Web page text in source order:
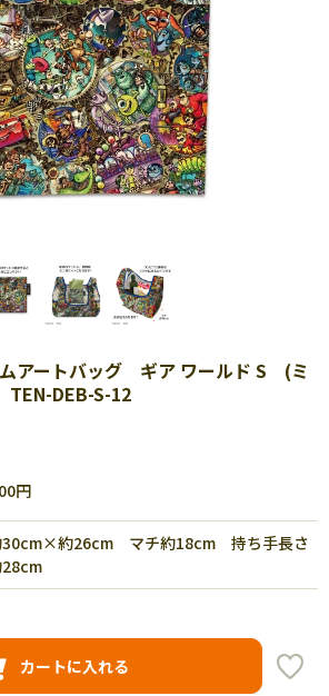
ムアートバッグ ギア ワールド S (ミ
DEB-S-12
円
30cm×約26cm マチ約18cm 持ち手長さ
カートに入れる